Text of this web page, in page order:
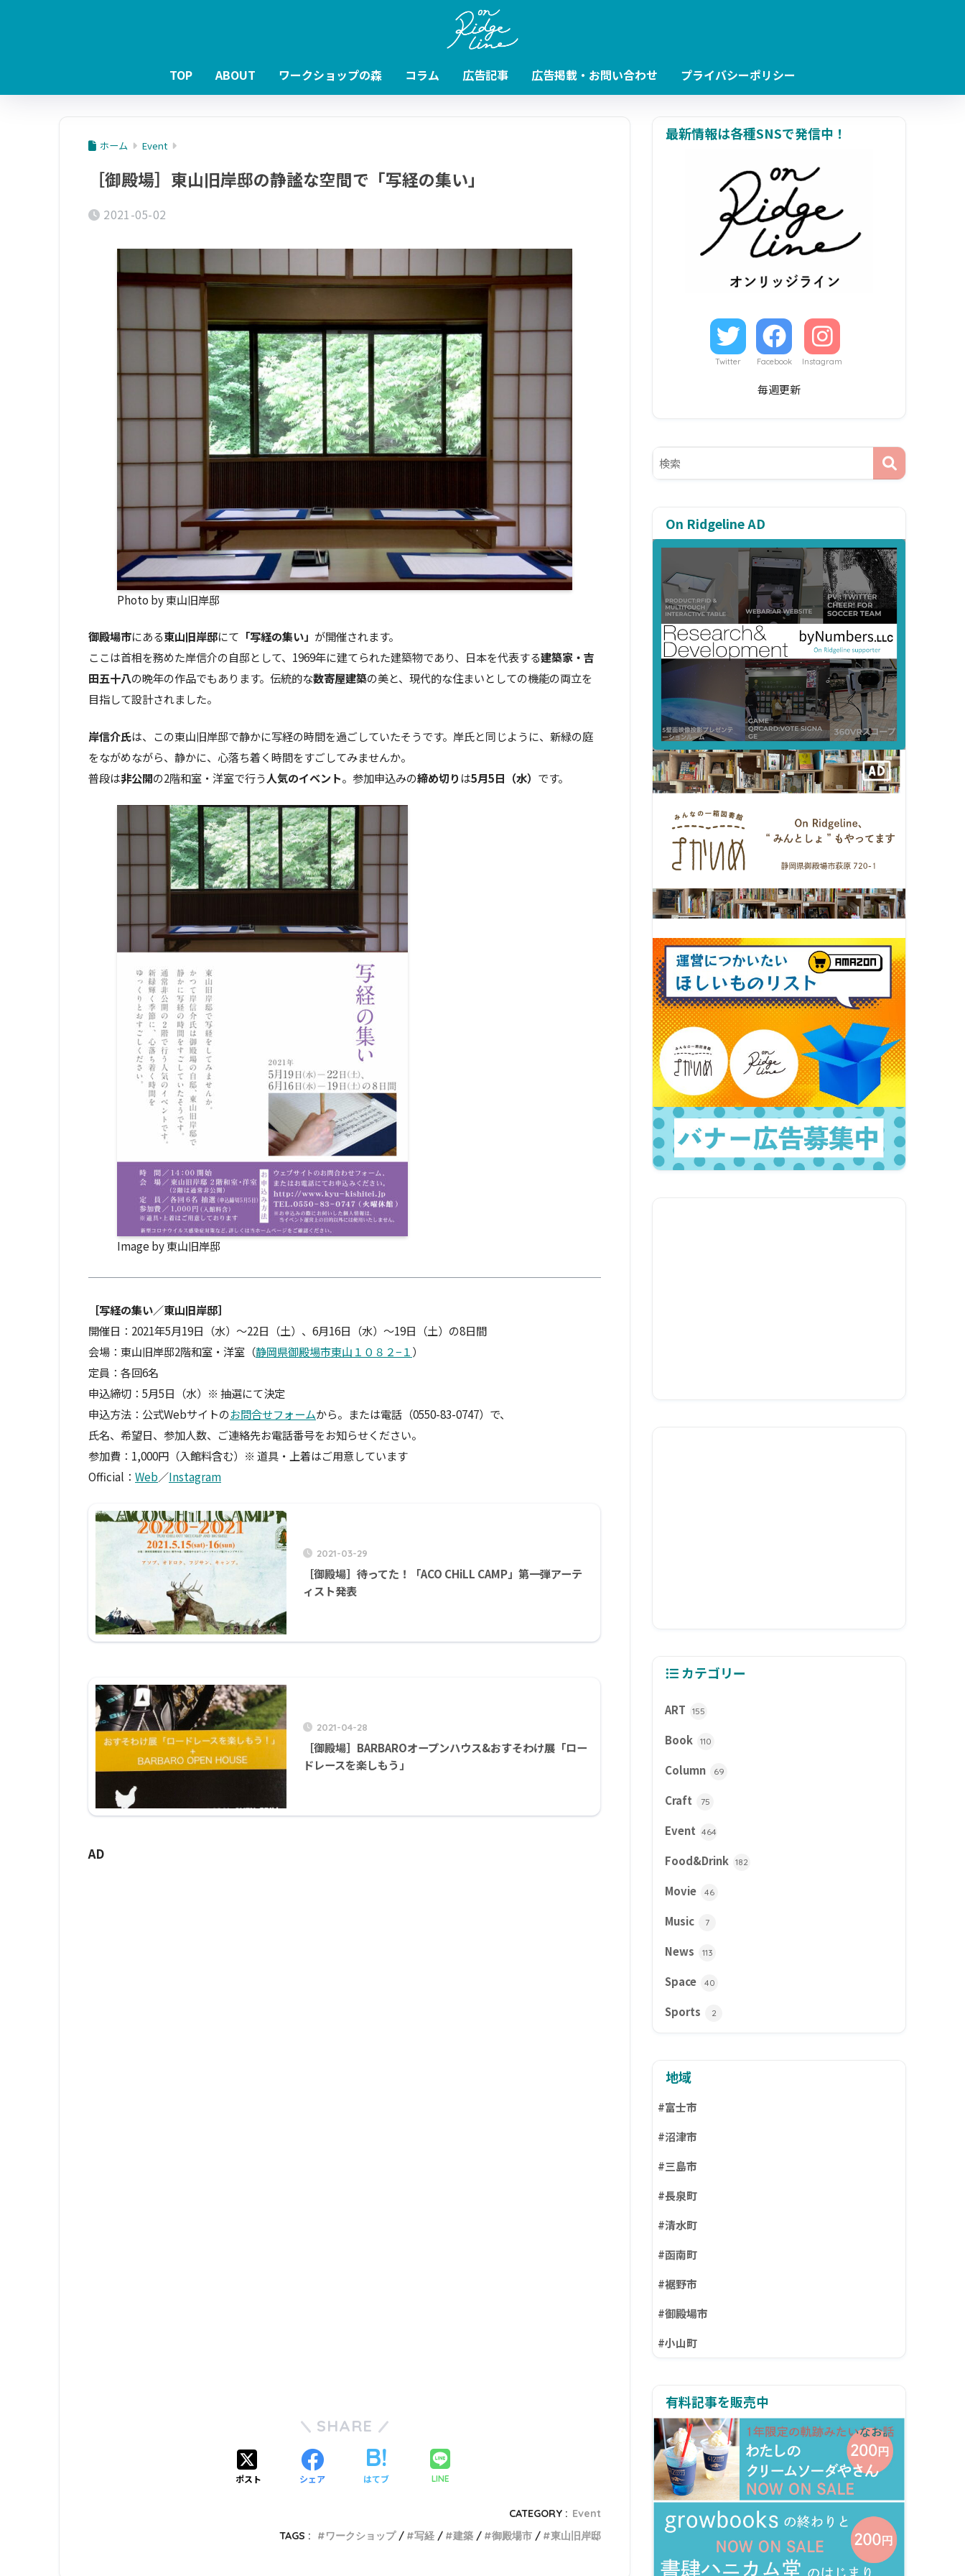
TOP ABOUT ワークショップの森 コラム 広告記事 広告掲載・お問い合わせ プライバシーポリシー
ホーム Event
［御殿場］東山旧岸邸の静謐な空間で「写経の集い」
2021-05-02
Photo by 東山旧岸邸
御殿場市にある東山旧岸邸にて 「写経の集い」 が開催されます。
ここは首相を務めた岸信介の自邸として、1969年に建てられた建築物であり、日本を代表する建築家・吉
田五十八の晩年の作品でもあります。伝統的な数寄屋建築の美と、現代的な住まいとしての機能の両立を
目指して設計されました。
岸信介氏は、この東山旧岸邸で静かに写経の時間を過ごしていたそうです。岸氏と同じように、新緑の庭
をながめながら、静かに、心落ち着く時間をすごしてみませんか。
普段は非公開の2階和室・洋室で行う人気のイベント。参加申込みの締め切り は5月5日（水） です。
Image by 東山旧岸邸
［写経の集い／東山旧岸邸］
開催日：2021年5月19日（水）〜22日（土）、6月16日（水）〜19日（土）の8日間
会場：東山旧岸邸2階和室・洋室（静岡県御殿場市東山１０８２−１）
定員：各回6名
申込締切：5月5日（水）※ 抽選にて決定
申込方法：公式Webサイトのお問合せフォームから。または電話（0550-83-0747）で、
氏名、希望日、参加人数、ご連絡先お電話番号をお知らせください。
参加費：1,000円（入館料含む）※ 道具・上着はご用意しています
Official： Web／Instagram
2021-03-29
［御殿場］待ってた！「ACO CHiLL CAMP」第一弾アーテ
ィスト発表
2021-04-28
［御殿場］BARBAROオープンハウス&おすそわけ展「ロー
ドレースを楽しもう」
AD
SHARE
ポスト シェア はてブ LINE
CATEGORY : Event
TAGS :
ワークショップ 写経 建築 御殿場市 東山旧岸邸
最新情報は各種SNSで発信中！
Twitter Facebook Instagram
毎週更新
On Ridgeline AD
カテゴリー
ART 155
Book 110
Column 69
Craft 75
Event 464
Food&Drink 182
Movie 46
Music 7
News 113
Space 40
Sports 2
地域
#富士市
#沼津市
#三島市
#長泉町
#清水町
#函南町
#裾野市
#御殿場市
#小山町
有料記事を販売中